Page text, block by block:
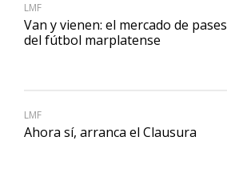
LMF
Van y vienen: el mercado de pases
del fútbol marplatense
LMF
Ahora sí, arranca el Clausura